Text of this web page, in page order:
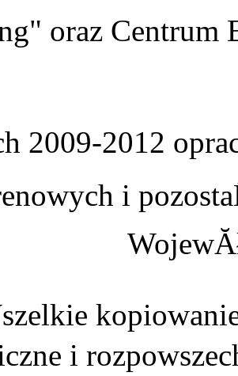
oraz
2009-2012
i
i